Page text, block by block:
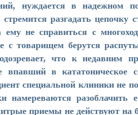
нуждается в надежном
разгадать цепочку
ему не справиться с
с товарищем берутся
что к недавним
впавший в кататоническое
специальной клиники не
намереваются разоблачить
приемы не действуют на